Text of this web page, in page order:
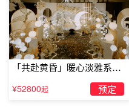
「共赴黄昏」暖心淡雅系求
婚仪式
¥52800起 预定